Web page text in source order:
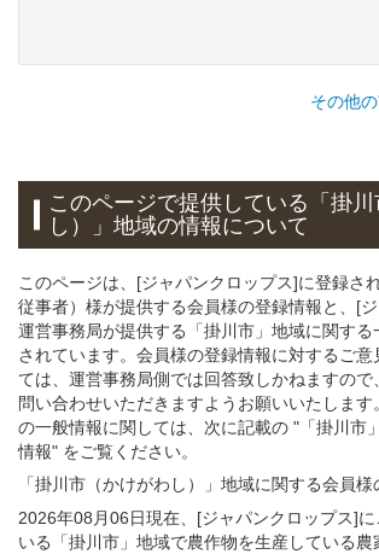
その他
このページで提供している 「掛
し）」地域の情報について
このページは、[ジャパンクロップス]に登録さ
従事者）様が提供する会員様の登録情報と、[
運営事務局が提供する「掛川市」地域に関する
されています。会員様の登録情報に対するご意
ては、運営事務局側では回答致しかねますので
問い合わせいただきますようお願いいたしま
の一般情報に関しては、次に記載の "「掛川市
情報" をご覧ください。
「掛川市（かけがわし）」 地域に関する会員様
2026年08月06日現在、[ジャパンクロップス]
いる「掛川市」地域で農作物を生産している農